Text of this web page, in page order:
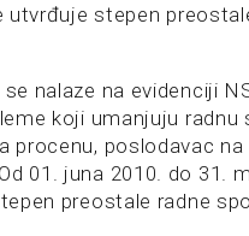
utvrđuje stepen
nalaze na evidenciji
koji umanjuju radnu
procenu, poslodavac
01. juna 2010. do 31.
preostale radne